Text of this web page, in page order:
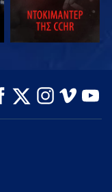
ΕΞΕΡΕΥΝΗΣΤΕ ΤΗ
ΣΕΙΡΑ